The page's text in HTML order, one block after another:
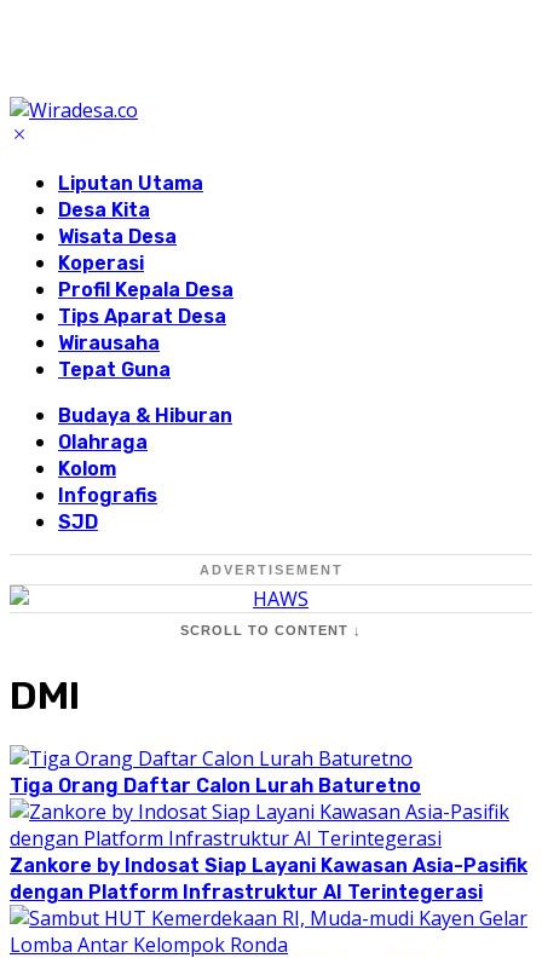
Liputan Utama
Desa Kita
Wisata Desa
Koperasi
Profil Kepala Desa
Tips Aparat Desa
Wirausaha
Tepat Guna
Budaya & Hiburan
Olahraga
Kolom
Infografis
SJD
ADVERTISEMENT
SCROLL TO CONTENT ↓
DMI
Tiga Orang Daftar Calon Lurah Baturetno
Zankore by Indosat Siap Layani Kawasan Asia-Pasifik
dengan Platform Infrastruktur AI Terintegerasi